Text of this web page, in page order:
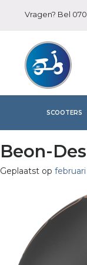
Vragen? Bel
SCOOTERS
Beon-
Geplaatst op februari